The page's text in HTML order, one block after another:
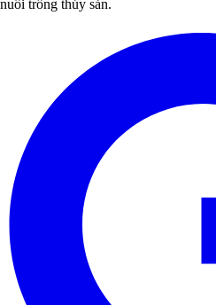
nuôi trồng thủy sản.